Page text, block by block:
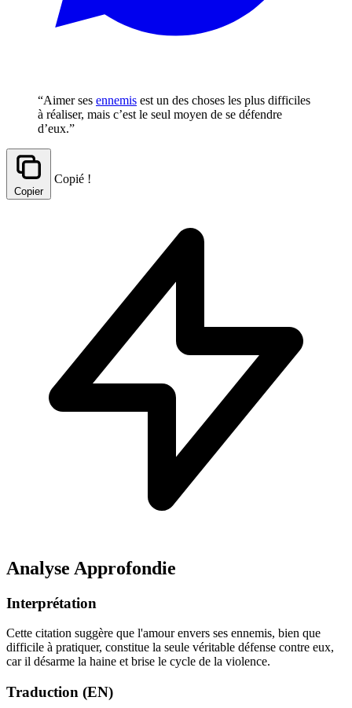
“Aimer ses ennemis est un des choses les plus difficiles
à réaliser, mais c’est le seul moyen de se défendre
d’eux.”
Copier
Copié !
Analyse Approfondie
Interprétation
Cette citation suggère que l'amour envers ses ennemis, bien que
difficile à pratiquer, constitue la seule véritable défense contre eux,
car il désarme la haine et brise le cycle de la violence.
Traduction (EN)